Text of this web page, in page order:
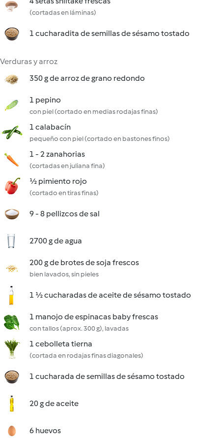
(cortadas en láminas)
1 cucharadita de semillas de sésamo tostado
Verduras y arroz
350 g de arroz de grano redondo
1 pepino
con piel (cortado en medias rodajas finas)
1 calabacín
pequeño con piel (cortado en bastones finos)
1 - 2 zanahorias
(cortadas en juliana fina)
½ pimiento rojo
(cortado en tiras finas)
9 - 8 pellizcos de sal
2700 g de agua
200 g de brotes de soja frescos
bien lavados, sin pieles
1 ½ cucharadas de aceite de sésamo tostado
1 manojo de espinacas baby frescas
con tallos (aprox. 300 g), lavadas
1 cebolleta tierna
(cortada en rodajas finas diagonales)
1 cucharada de semillas de sésamo tostado
20 g de aceite
6 huevos